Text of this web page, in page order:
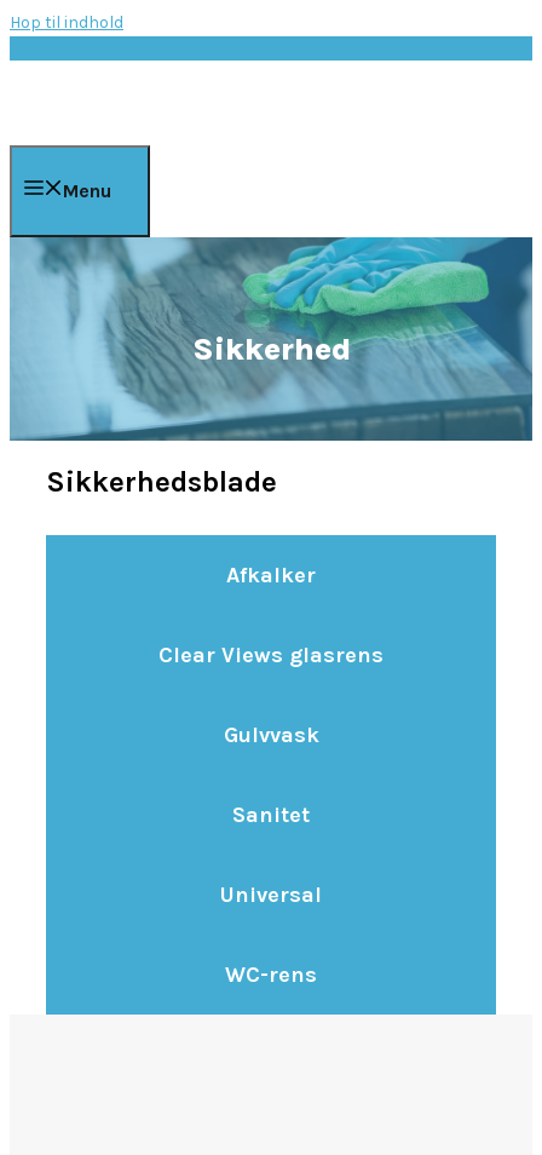
Hop til indhold
Menu
Sikkerhed
Sikkerhedsblade
Afkalker
Clear Views glasrens
Gulvvask
Sanitet
Universal
WC-rens